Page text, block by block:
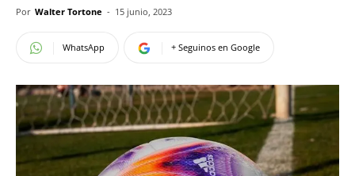
Por Walter Tortone - 15 junio, 2023
WhatsApp + Seguinos en Google